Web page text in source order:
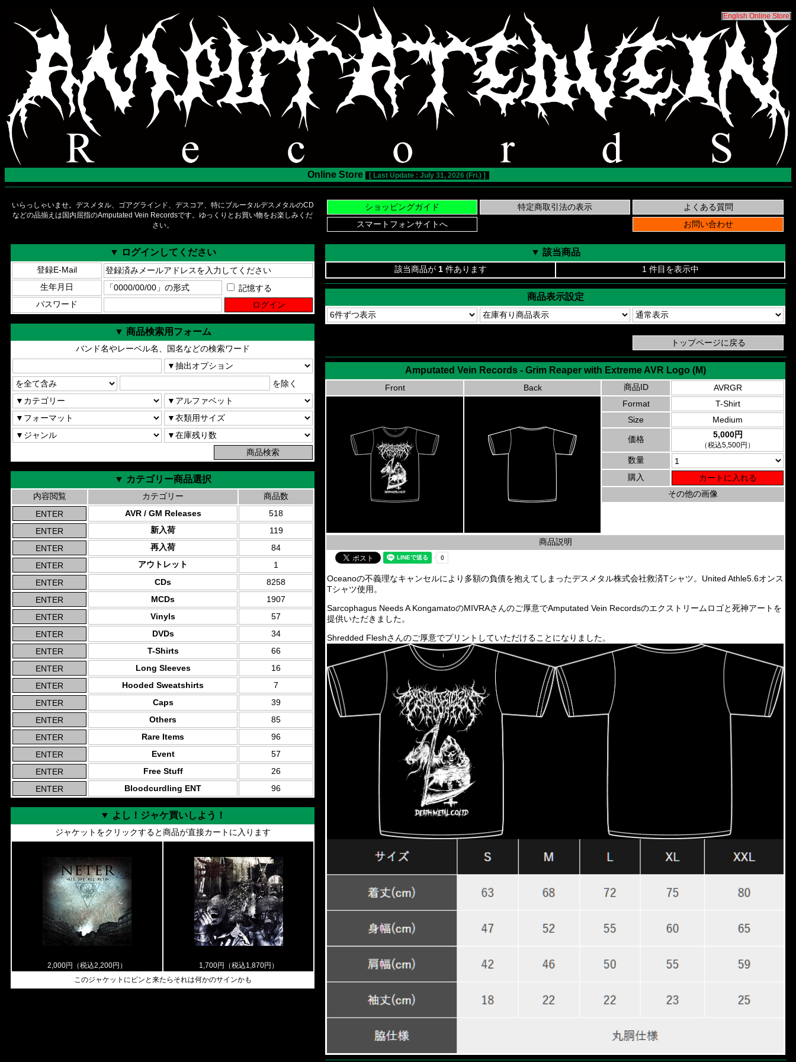
[English Online Store]
Online Store [ Last Update : July 31, 2026 (Fri.) ]
いらっしゃいませ。デスメタル、ゴアグラインド、デスコア、特にブルータルデスメタルのCD
などの品揃えは国内屈指のAmputated Vein Recordsです。ゆっくりとお買い物をお楽しみくだ
さい。
▼ ログインしてください
登録E-Mail
生年月日
記憶する
パスワード
▼ 商品検索用フォーム
バンド名やレーベル名、国名などの検索ワード
を除く
▼ カテゴリー商品選択
内容閲覧 カテゴリー
商品数
AVR / GM Releases
518
新入荷
119
再入荷
84
アウトレット
1
CDs
8258
MCDs
1907
Vinyls
57
DVDs
34
T-Shirts
66
Long Sleeves
16
Hooded Sweatshirts
7
Caps
39
Others
85
Rare Items
96
Event
57
Free Stuff
26
Bloodcurdling ENT
96
▼ よし！ジャケ買いしよう！
ジャケットをクリックすると商品が直接カートに入ります
2,000円（税込2,200円）
1,700円（税込1,870円）
このジャケットにピンと来たらそれは何かのサインかも
▼ 該当商品
該当商品が 1 件あります 1 件目を表示中
商品表示設定
Amputated Vein Records - Grim Reaper with Extreme AVR Logo (M)
Front Back 商品ID
AVRGR
Format
T-Shirt
Size
Medium
価格 5,000円
（税込5,500円）
数量
購入
その他の画像
商品説明
Oceanoの不義理なキャンセルにより多額の負債を抱えてしまったデスメタル株式会社救済Tシャツ。United Athle5.6オンス
Tシャツ使用。
Sarcophagus Needs A KongamatoのMIVRAさんのご厚意でAmputated Vein Recordsのエクストリームロゴと死神アートを
提供いただきました。
Shredded Fleshさんのご厚意でプリントしていただけることになりました。